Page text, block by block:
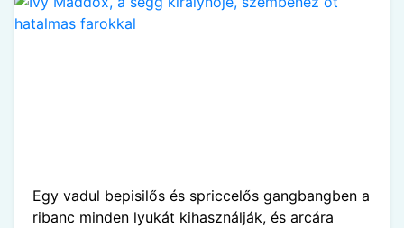
Egy vadul bepisilős és spriccelős gangbangben a
ribanc minden lyukát kihasználják, és arcára